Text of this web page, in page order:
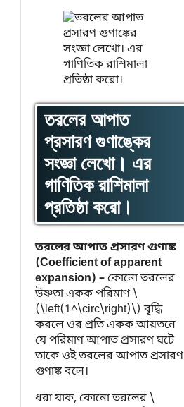
তরলের আপাত
প্রসারণ গুণাঙ্কের
সংজ্ঞা লেখো। এর
গাণিতিক রাশিমালা
প্রতিষ্ঠা করো।
তরলের আপাত প্রসারণ গুণাঙ্ক
(Coefficient of apparent
expansion) –কোনো তরলের
উষ্ণতা একক পরিমাণ \
(\left(1^\circ\right)\) বৃদ্ধি
করলে ওর প্রতি একক আয়তনে
যে পরিমাণ আপাত প্রসারণ ঘটে
তাকে ওই তরলের আপাত প্রসারণ
গুণাঙ্ক বলে।
ধরা যাক, কোনো তরলের \